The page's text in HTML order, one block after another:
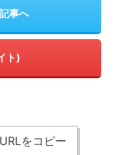
事へ
ト)
をコピー